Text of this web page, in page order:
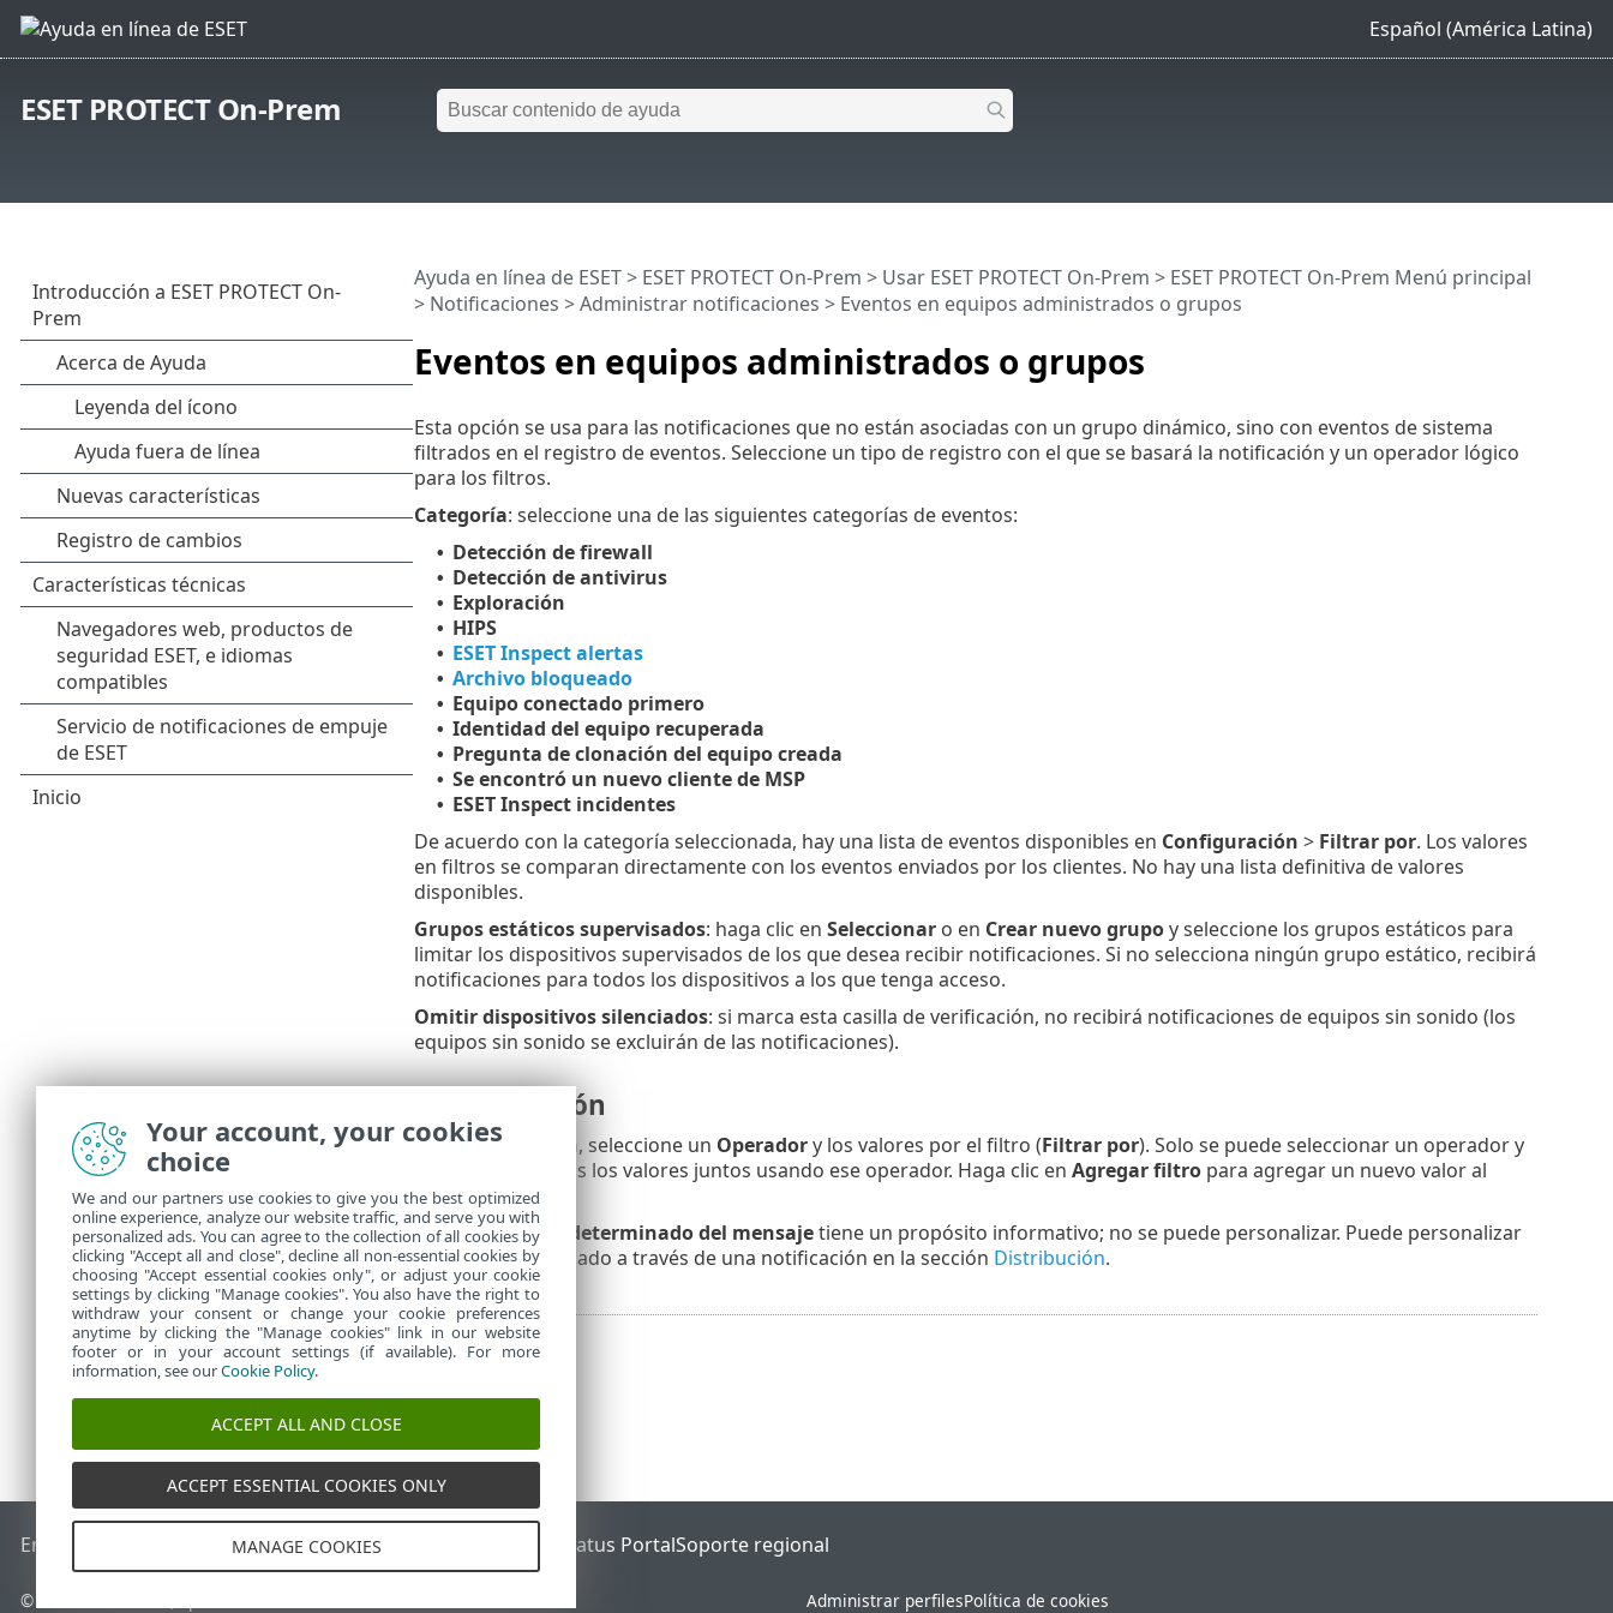
Español (América Latina)
ESET PROTECT On-Prem
Eventos en equipos administrados o grupos
Ayuda en línea de ESET> ESET PROTECT On-Prem > Usar ESET PROTECT On-Prem > ESET PROTECT On-Prem Menú principal
> Notificaciones >Administrar notificaciones > Eventos en equipos administrados o grupos
Esta opción se usa para las notificaciones que no están asociadas con un grupo dinámico, sino con eventos de sistema
filtrados en el registro de eventos. Seleccione un tipo de registro con el que se basará la notificación y un operador lógico
para los filtros.
Categoría: seleccione una de las siguientes categorías de eventos:
• Detección de firewall
• Detección de antivirus
• Exploración
• HIPS
• ESET Inspect alertas
• Archivo bloqueado
• Equipo conectado primero
• Identidad del equipo recuperada
• Pregunta de clonación del equipo creada
• Se encontró un nuevo cliente de MSP
• ESET Inspect incidentes
De acuerdo con la categoría seleccionada, hay una lista de eventos disponibles en Configuración > Filtrar por. Los valores
en filtros se comparan directamente con los eventos enviados por los clientes. No hay una lista definitiva de valores
disponibles.
Grupos estáticos supervisados: haga clic en Seleccionaro en Crear nuevo grupoy seleccione los grupos estáticos para
limitar los dispositivos supervisados de los que desea recibir notificaciones. Si no selecciona ningún grupo estático, recibirá
notificaciones para todos los dispositivos a los que tenga acceso.
Omitir dispositivos silenciados: si marca esta casilla de verificación, no recibirá notificaciones de equipos sin sonido (los
equipos sin sonido se excluirán de las notificaciones).
Configuración
EnConfiguración, seleccione un Operadory los valores por el filtro (Filtrar por). Solo se puede seleccionar un operador y
se evaluarán todos los valores juntos usando ese operador. Haga clic en Agregar filtropara agregar un nuevo valor al
filtro.
El contenido predeterminado del mensajetiene un propósito informativo; no se puede personalizar. Puede personalizar
el mensaje entregado a través de una notificación en la sección Distribución.
End of Life Base de conocimiento de ESET ESET Status PortalSoporte regional
© 1992 - 2026 ESET, spol. s r.o. - Todos los derechos reservados. Administrar perfilesPolítica de cookies
Your account, your cookies
choice
We and our partners use cookies to give you the best optimized
online experience, analyze our website traffic, and serve you with
personalized ads. You can agree to the collection of all cookies by
clicking "Accept all and close", decline all non-essential cookies by
choosing "Accept essential cookies only", or adjust your cookie
settings by clicking "Manage cookies". You also have the right to
withdraw your consent or change your cookie preferences
anytime by clicking the "Manage cookies" link in our website
footer or in your account settings (if available). For more
information, see ourCookie Policy.
ACCEPT ALL AND CLOSE
ACCEPT ESSENTIAL COOKIES ONLY
MANAGE COOKIES